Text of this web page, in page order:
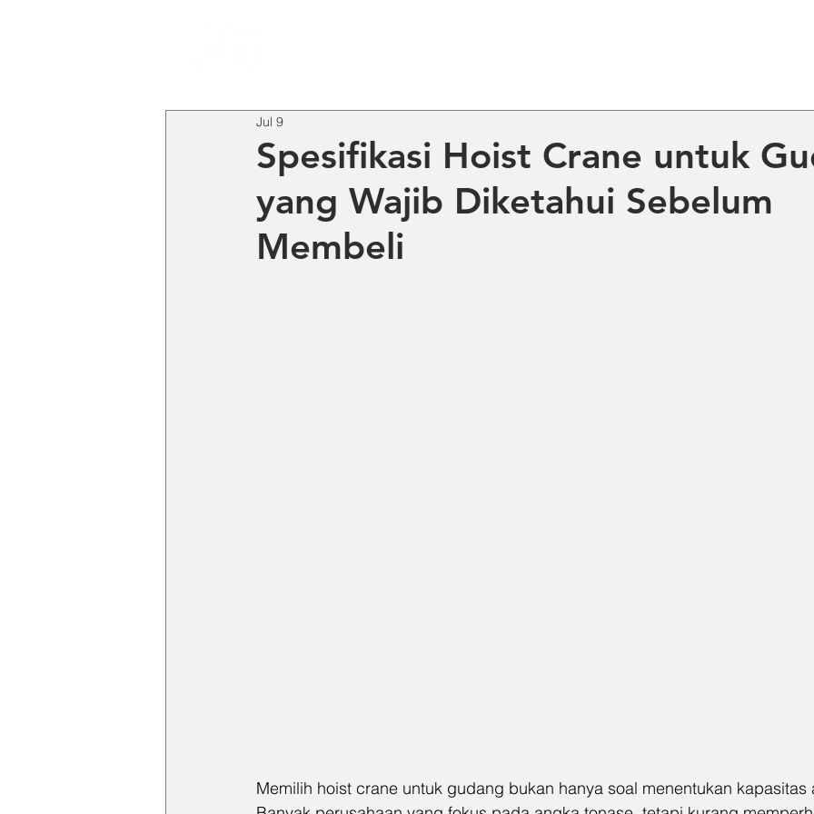
Spesifikasi Hoist Crane untuk
yang Wajib Diketahui Sebelum
Membeli
Jul 9
Memilih hoist crane untuk gudang bukan hanya soal menentukan kapasitas